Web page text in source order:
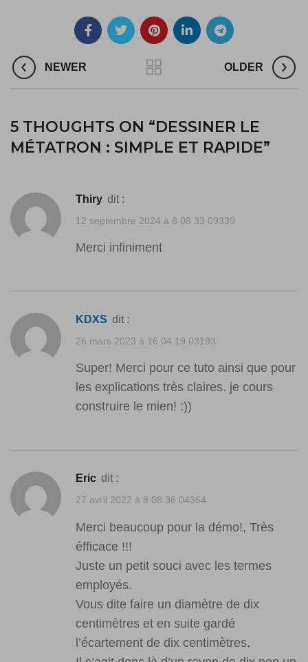
NEWER OLDER
5 THOUGHTS ON “DESSINER LE
MÉTATRON : SIMPLE ET RAPIDE”
Thiry dit :
12 septembre 2024 à 8 08 33 09339
Merci infiniment
KDXS dit :
26 mars 2023 à 16 04 19 03193
Super! Merci pour ce tuto ainsi que pour
les explications très claires. je cours
construire le mien! :))
Eric dit :
27 avril 2022 à 8 08 36 04364
Merci beaucoup pour la démo!, Très
éfficace !!!
Juste un petit souci avec les termes
employés.
Vous dite faire un diamètre de dix
centimètres et en suite gardé
l’écartement de dix centimètres.